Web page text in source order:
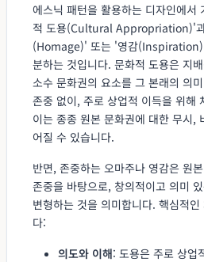
에스닉 패턴을 활용하는 디자인에서
적 도용(Cultural Appropriation)'
(Homage)' 또는 '영감(Inspiration)'
분하는 것입니다. 문화적 도용은 지
소수 문화권의 요소를 그 본래의 의
존중 없이, 주로 상업적 이득을 위해
이는 종종 원본 문화권에 대한 무시,
어질 수 있습니다.
반면, 존중하는 오마주나 영감은 원
존중을 바탕으로, 창의적이고 의미
변형하는 것을 의미합니다. 핵심적
다:
의도와 이해: 도용은 주로 상업